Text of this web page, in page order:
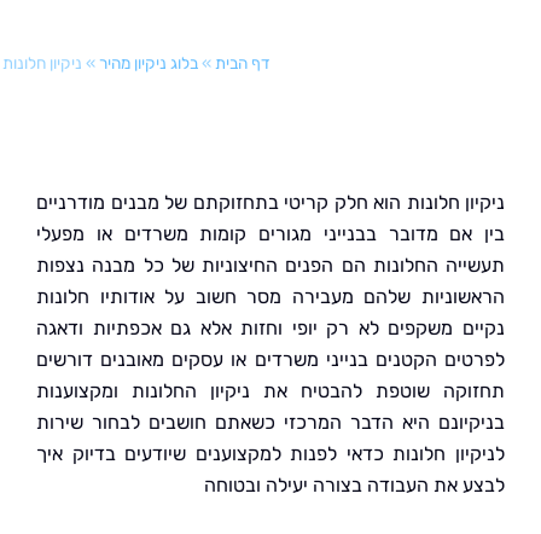
»בלוג ניקיון מהיר »ניקיון חלונות
חלונות הוא חלק קריטי בתחזוקתם של מבנים מודרניים
מדובר בבנייני מגורים קומות משרדים או מפעלי
החלונות הם הפנים החיצוניות של כל מבנה נצפות
שלהם מעבירה מסר חשוב על אודותיו חלונות
משקפים לא רק יופי וחזות אלא גם אכפתיות ודאגה
הקטנים בנייני משרדים או עסקים מאובנים דורשים
שוטפת להבטיח את ניקיון החלונות ומקצוענות
היא הדבר המרכזי כשאתם חושבים לבחור שירות
חלונות כדאי לפנות למקצוענים שיודעים בדיוק איך
את העבודה בצורה יעילה ובטוחה